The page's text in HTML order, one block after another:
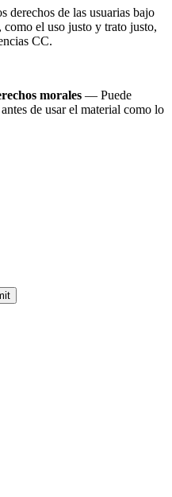
derechos de las usuarias bajo
el uso justo y trato justo,
CC.
morales — Puede
de usar el material como lo